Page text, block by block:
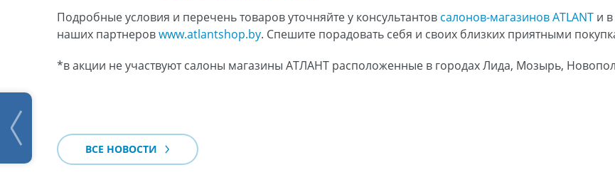
Подробные условия и перечень товаров уточняйте у консультантов салонов-магазинов ATLANT и
наших партнеровwww.atlantshop.by. Спешите порадовать себя и своих близких приятными
*в акции не участвуют салоны магазины АТЛАНТ расположенные в городах Лида, Мозырь,
ВСЕ НОВОСТИ